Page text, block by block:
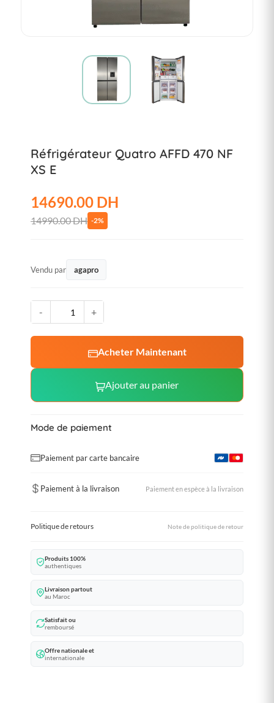
Réfrigérateur Quatro AFFD 470 NF
XS E
14690.00 DH
14990.00 DH -2%
Vendu par agapro
- +
Acheter Maintenant
Ajouter au panier
Mode de paiement
Paiement par carte bancaire
Paiement à la livraison Paiement en espèce à la livraison
Politique de retours Note de politique de retour
Produits 100%
authentiques
Livraison partout
au Maroc
Satisfait ou
remboursé
Offre nationale et
internationale